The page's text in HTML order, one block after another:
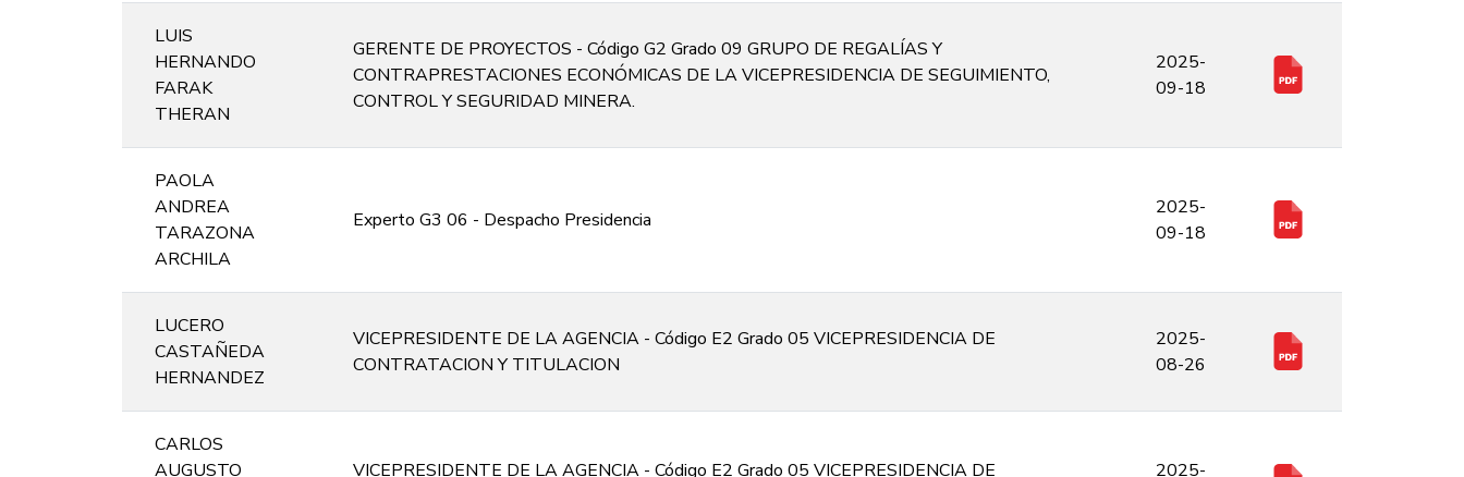
LUIS
HERNANDO
FARAK
THERAN
GERENTE DE PROYECTOS - Código G2 Grado 09 GRUPO DE REGALÍAS Y
CONTRAPRESTACIONES ECONÓMICAS DE LA VICEPRESIDENCIA DE SEGUIMIENTO,
CONTROL Y SEGURIDAD MINERA.
2025-
09-18
PAOLA
ANDREA
TARAZONA
ARCHILA
Experto G3 06 - Despacho Presidencia
2025-
09-18
LUCERO
CASTAÑEDA
HERNANDEZ
VICEPRESIDENTE DE LA AGENCIA - Código E2 Grado 05 VICEPRESIDENCIA DE
CONTRATACION Y TITULACION
2025-
08-26
CARLOS
AUGUSTO
VICEPRESIDENTE DE LA AGENCIA - Código E2 Grado 05 VICEPRESIDENCIA DE
2025-